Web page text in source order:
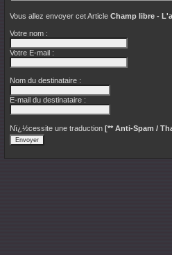
Vous allez envoyer cet Article Champ libre -
Votre nom :
Votre E-mail :
Nom du destinataire :
E-mail du destinataire :
Nï¿½cessite une traduction [** Anti-Spam /